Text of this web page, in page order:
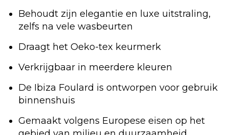
Behoudt zijn elegantie en luxe uitstraling,
zelfs na vele wasbeurten
Draagt het Oeko-tex keurmerk
Verkrijgbaar in meerdere kleuren
De Ibiza Foulard is ontworpen voor gebruik
binnenshuis
Gemaakt volgens Europese eisen op het